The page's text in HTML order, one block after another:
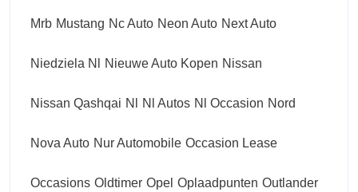
Mrb Mustang Nc Auto Neon Auto Next Auto
Niedziela Nl Nieuwe Auto Kopen Nissan
Nissan Qashqai Nl Nl Autos Nl Occasion Nord
Nova Auto Nur Automobile Occasion Lease
Occasions Oldtimer Opel Oplaadpunten Outlander